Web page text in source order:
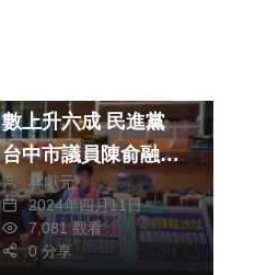
數上升六成 民進黨
台中市議員陳俞融呼
籲參考星國經驗打造
良好自行車環境
林獻元
2024年四月11日
7,081 觀看
0 分享